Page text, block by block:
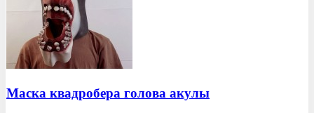
Маска квадробера голова акулы